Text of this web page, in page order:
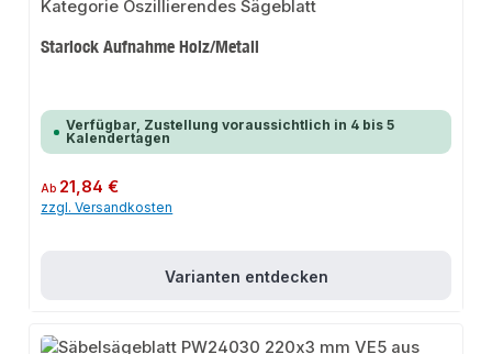
Starlock Aufnahme Holz/Metall
Verfügbar, Zustellung voraussichtlich in 4 bis 5
Kalendertagen
Regulärer Preis:
Ab 21,84 €
zzgl. Versandkosten
Varianten entdecken